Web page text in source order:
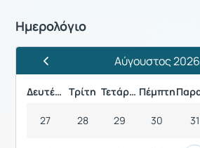
Ημερολόγιο
Προηγούμενος ΜήναςΑύγουστος 2026
Δευτέρα Τρίτη Τετάρτη Πέμπτη
27 28 29 30 31